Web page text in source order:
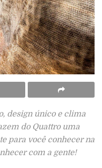
design único e clima
do Quattro uma
para você conhecer na
com a gente!